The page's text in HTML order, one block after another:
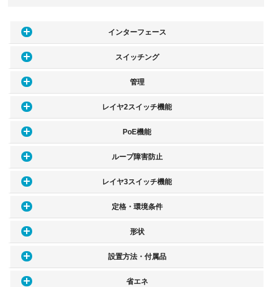
インターフェース
スイッチング
管理
レイヤ2スイッチ機能
PoE機能
ループ障害防止
レイヤ3スイッチ機能
定格・環境条件
形状
設置方法・付属品
省エネ